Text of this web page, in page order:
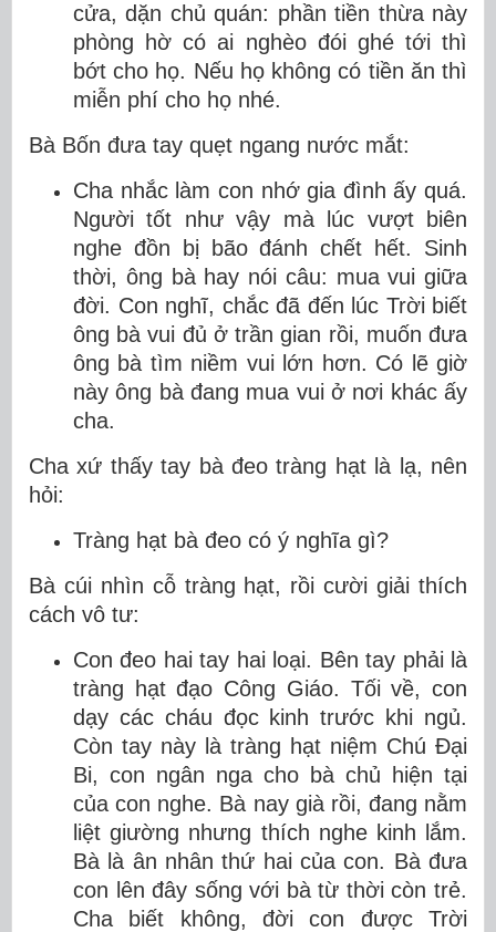
cửa, dặn chủ quán: phần tiền thừa này
phòng hờ có ai nghèo đói ghé tới thì
bớt cho họ. Nếu họ không có tiền ăn thì
miễn phí cho họ nhé.
Bà Bốn đưa tay quẹt ngang nước mắt:
Cha nhắc làm con nhớ gia đình ấy quá.
Người tốt như vậy mà lúc vượt biên
nghe đồn bị bão đánh chết hết. Sinh
thời, ông bà hay nói câu: mua vui giữa
đời. Con nghĩ, chắc đã đến lúc Trời biết
ông bà vui đủ ở trần gian rồi, muốn đưa
ông bà tìm niềm vui lớn hơn. Có lẽ giờ
này ông bà đang mua vui ở nơi khác ấy
cha.
Cha xứ thấy tay bà đeo tràng hạt là lạ, nên
hỏi:
Tràng hạt bà đeo có ý nghĩa gì?
Bà cúi nhìn cỗ tràng hạt, rồi cười giải thích
cách vô tư:
Con đeo hai tay hai loại. Bên tay phải là
tràng hạt đạo Công Giáo. Tối về, con
dạy các cháu đọc kinh trước khi ngủ.
Còn tay này là tràng hạt niệm Chú Đại
Bi, con ngân nga cho bà chủ hiện tại
của con nghe. Bà nay già rồi, đang nằm
liệt giường nhưng thích nghe kinh lắm.
Bà là ân nhân thứ hai của con. Bà đưa
con lên đây sống với bà từ thời còn trẻ.
Cha biết không, đời con được Trời